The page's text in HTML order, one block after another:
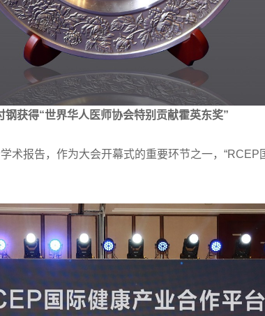
钢获得“世界华人医师协会特别贡献霍英东奖”
术报告，作为大会开幕式的重要环节之一，“RCEP